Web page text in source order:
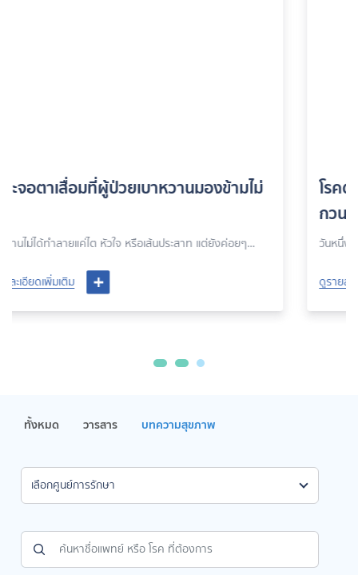
ไม่
โรคต้อกระจก (Cataract) ปัญหาดวงตา ที่
วันหนึ่งคุณนั่งอยู่หน้าทีวี แล้วสังเกตว่าภาพที่เคยคมชัดเริ่มดูพร่
ดูรายละเอียดเพิ่มเติม
ทั้งหมด วารสาร บทความสุขภาพ
เลือกศูนย์การรักษา